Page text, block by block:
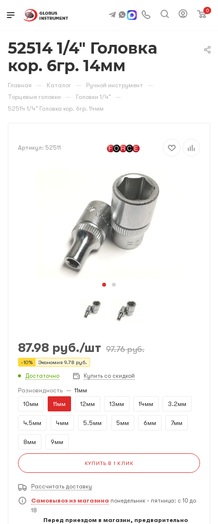
0
52514 1/4" Головка
кор. 6гр. 14мм
Главная — Каталог — Ручной инструмент —
Торцевые головки — Головки 1/4" —
52514 1/4" Головка кор. 6гр. 14мм
Артикул: 52511
87.98 руб./шт 97.76руб.
-10% Экономия 9.78 руб.
Достаточно Купить со скидкой
Разновидность — 11мм
10мм
11мм 12мм 13мм 14мм 3.2мм
4.5мм 4мм 5.5мм 5мм 6мм 7мм
8мм 9мм
КУПИТЬ В 1 КЛИК
Рассчитать доставку
Самовывоз из магазина понедельник - пятница: с 10 до
18
Перед приездом в магазин, предварительно